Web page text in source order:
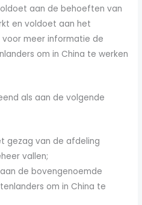
aan de behoeften van
en voldoet aan het
meer informatie de
om in China te werken
als aan de volgende
gezag van de afdeling
vallen;
de bovengenoemde
om in China te